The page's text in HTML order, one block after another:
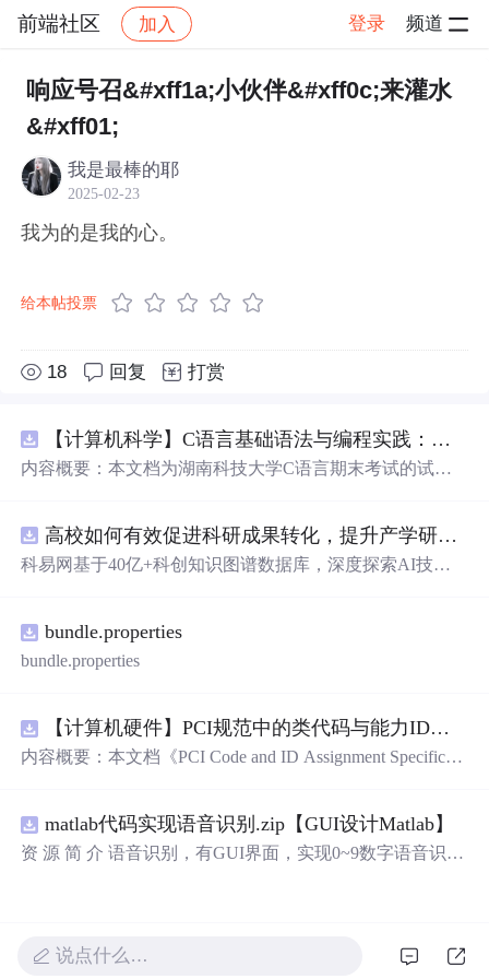
前端社区 加入 登录 频道
社区 前端社区 感慨 帖子详情
响应号召&#xff1a;小伙伴&#xff0c;来灌水
&#xff01;
我是最棒的耶
2025-02-23
我为的是我的心。
给本帖投票
18 回复 打赏
【计算机科学】C语言基础语法与编程实践：湖南科技大学期末考试核心知识点解析
内容概要：本文档为湖南科技大学C语言期末考试的试题
循环）、数组、字符串处理、函数定义与调用、指针初步
等内容。题目形式为单项选择题，每道题后附有正确答
业学习C语言课程的学生，特别是准备期末考试或需要强
化基础知识的初学者。; 使用场景及目标：①用于考前复
习，检验对C语言核心概念的掌握程度；②辅助教师出题
辑分析能力。; 阅读建议：建议结合教材和上机实践进行练
习，重点关注易错题和涉及复杂逻辑控制的题目，理解每
道题背后的程序执行流程，以达到真正掌握语言特性的目
高校如何有效促进科研成果转化，提升产学研合作效率？.docx
科易网基于40亿+科创知识图谱数据库，深度探索AI技术
新领域的AI+数智化解决方案，推动科技创新与产业创新
智能化发展。
bundle.properties
bundle.properties
【计算机硬件】PCI规范中的类代码与能力ID分配：设备功能分类及扩展能力标识系统设计
内容概要：本文档《PCI Code and ID Assignment Specificati
力标识（Extended Capability IDs）的标准编码规范。文档
详细列出了各类设备的功能分类，包括存储控制器、网络
matlab代码实现语音识别.zip【GUI设计Matlab】
资 源 简 介 语音识别，有GUI界面，实现0~9数字语音识别
它在许多领域有广泛的应用，包括语音助手、语音控制和
自动语音识别。语音识别技术的发展使得我们能够通过语
说点什么…